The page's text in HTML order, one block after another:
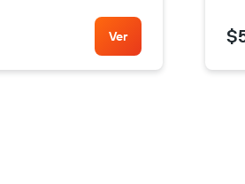
Ver